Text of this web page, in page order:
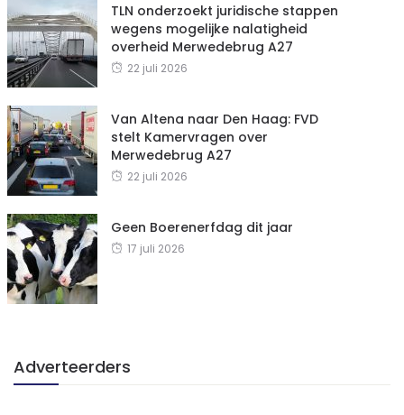
TLN onderzoekt juridische stappen
wegens mogelijke nalatigheid
overheid Merwedebrug A27
22 juli 2026
Van Altena naar Den Haag: FVD
stelt Kamervragen over
Merwedebrug A27
22 juli 2026
Geen Boerenerfdag dit jaar
17 juli 2026
Adverteerders